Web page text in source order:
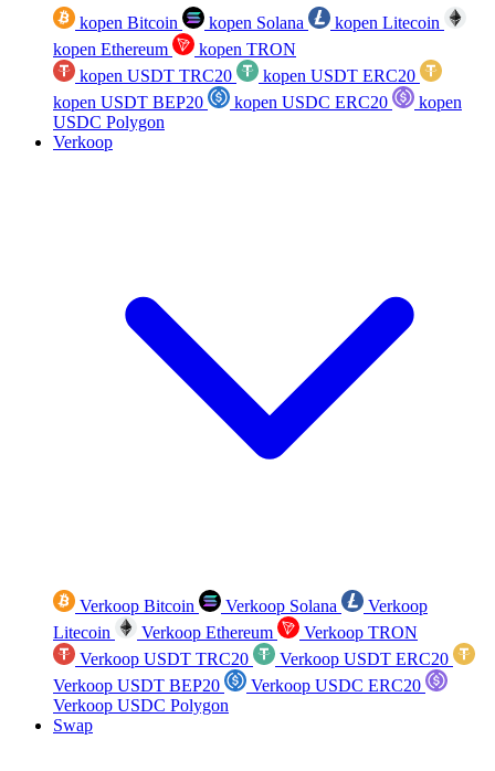
kopen Bitcoin kopen Solana
kopen Litecoin
kopen Ethereum
kopen TRON
kopen USDT TRC20
kopen USDT ERC20
kopen USDT BEP20
kopen USDC ERC20
kopen
USDC Polygon
Verkoop
Verkoop Bitcoin Verkoop Solana
Verkoop
Litecoin
Verkoop Ethereum
Verkoop TRON
Verkoop USDT TRC20
Verkoop USDT ERC20
Verkoop USDT BEP20
Verkoop USDC ERC20
Verkoop USDC Polygon
Swap